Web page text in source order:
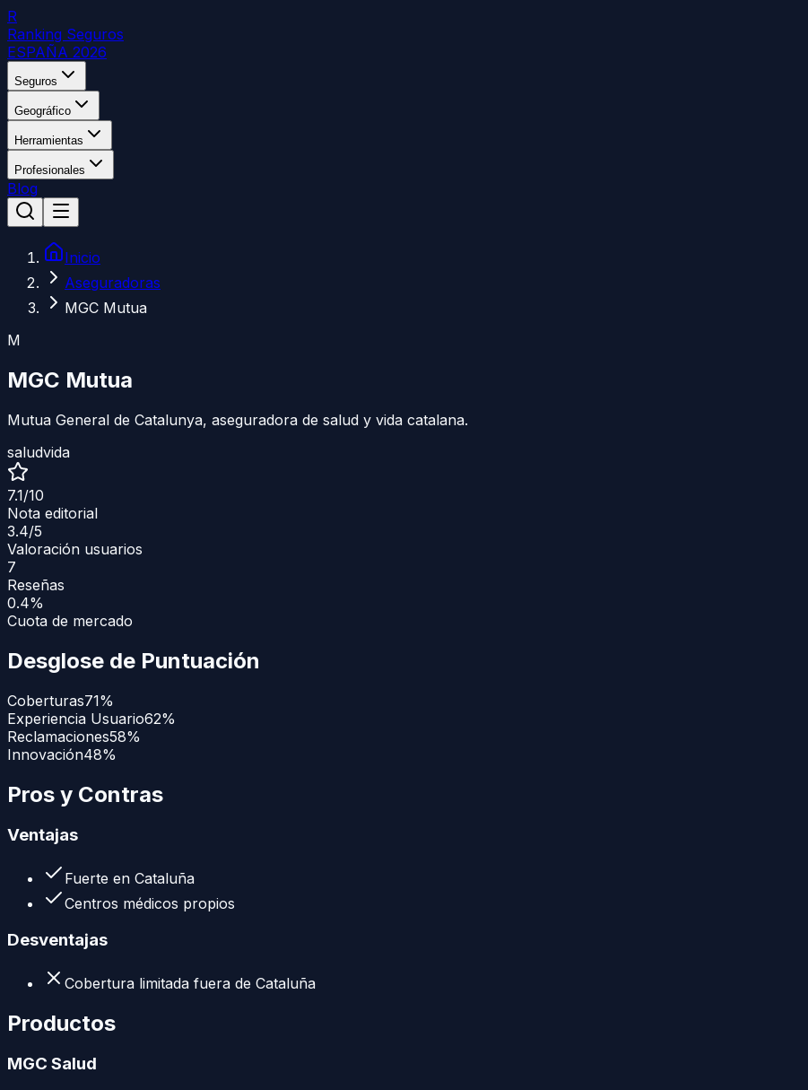
R
Ranking Seguros
ESPAÑA 2026
Seguros
Geográfico
Herramientas
Profesionales
Blog
Inicio
Aseguradoras
MGC Mutua
M
MGC Mutua
Mutua General de Catalunya, aseguradora de salud y vida catalana.
saludvida
7.1/10
Nota editorial
3.4/5
Valoración usuarios
7
Reseñas
0.4%
Cuota de mercado
Desglose de Puntuación
Coberturas71%
Experiencia Usuario62%
Reclamaciones58%
Innovación48%
Pros y Contras
Ventajas
Fuerte en Cataluña
Centros médicos propios
Desventajas
Cobertura limitada fuera de Cataluña
Productos
MGC Salud